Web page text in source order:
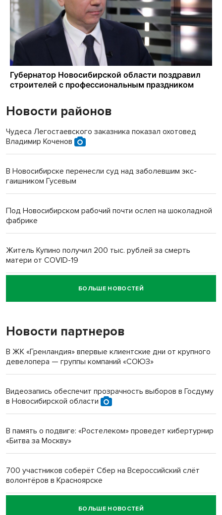
Новости районов
Чудеса Легостаевского заказника показал охотовед
Владимир Коченов
В Новосибирске перенесли суд над заболевшим экс-
гаишником Гусевым
Под Новосибирском рабочий почти ослеп на шоколадной
фабрике
Житель Купино получил 200 тыс. рублей за смерть
матери от COVID-19
Новосибирский суд наказал водителя за смерть
пенсионерки на вокзале
«Мы живём на пастбище!»: в новосибирском селе лошади
терроризируют жителей
Новосибирский преподаватель с женой вошли в топ-16
БОЛЬШЕ НОВОСТЕЙ
Новости партнеров
В ЖК «Гренландия» впервые клиентские дни от крупного
девелопера — группы компаний «СОЮЗ»
Видеозапись обеспечит прозрачность выборов в Госдуму
в Новосибирской области
В память о подвиге: «Ростелеком» проведет кибертурнир
«Битва за Москву»
700 участников соберёт Сбер на Всероссийский слёт
волонтёров в Красноярске
Честный выбор: видеонаблюдение обеспечит
БОЛЬШЕ НОВОСТЕЙ